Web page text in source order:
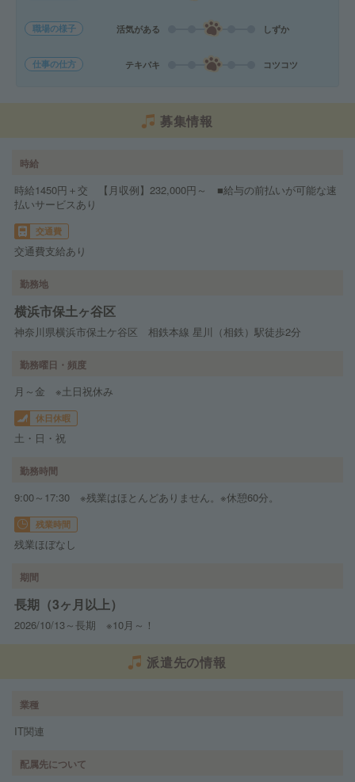
職場の様子 活気がある しずか
仕事の仕方 テキパキ コツコツ
募集情報
時給
時給1450円＋交 【月収例】232,000円～ ■給与の前払いが可能な速
払いサービスあり
交通費
交通費支給あり
勤務地
横浜市保土ヶ谷区
神奈川県横浜市保土ケ谷区 相鉄本線 星川（相鉄）駅徒歩2分
勤務曜日・頻度
月～金 ※土日祝休み
休日休暇
土・日・祝
勤務時間
9:00～17:30 ※残業はほとんどありません。※休憩60分。
残業時間
残業ほぼなし
期間
長期（3ヶ月以上）
2026/10/13～長期 ※10月～！
派遣先の情報
業種
IT関連
配属先について